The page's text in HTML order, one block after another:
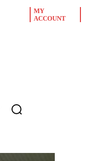
MY
ACCOUNT